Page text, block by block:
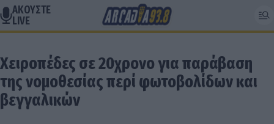
ΑΚΟΥΣΤΕ
LIVE
Χειροπέδες σε 20χρονο για παράβαση
της νομοθεσίας περί φωτοβολίδων και
βεγγαλικών